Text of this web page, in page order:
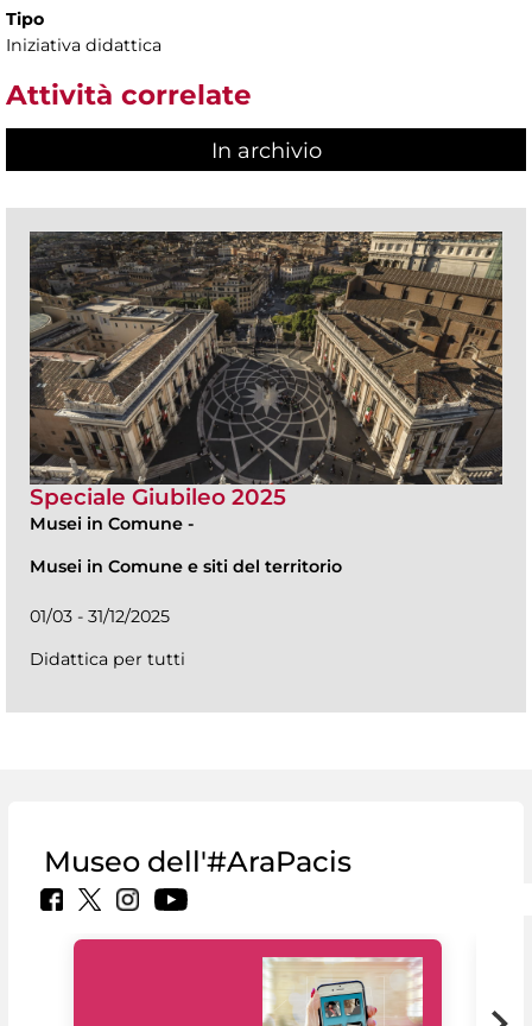
Tipo
Iniziativa didattica
Attività correlate
In archivio
Speciale Giubileo 2025
Musei in Comune -
Musei in Comune e siti del territorio
01/03 - 31/12/2025
Didattica per tutti
Museo dell'#AraPacis